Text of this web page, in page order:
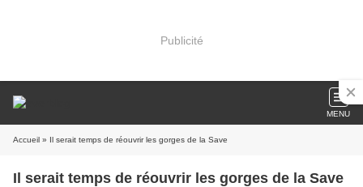
Publicité
MENU
Accueil » Il serait temps de réouvrir les gorges de la Save
Il serait temps de réouvrir les gorges de la Save